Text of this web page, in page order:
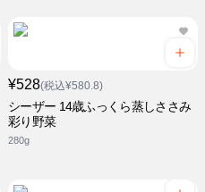
¥528(税込¥580.8)
シーザー 14歳ふっくら蒸しささみ
彩り野菜
280g